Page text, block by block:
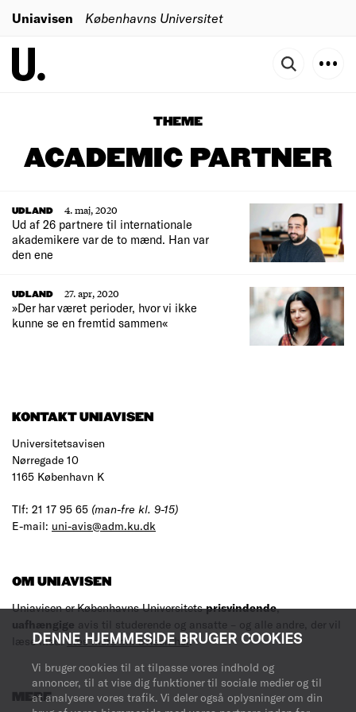
DENNE HJEMMESIDE BRUGER COOKIES
Vi bruger cookies til at tilpasse vores indhold og
annoncer, til at vise dig funktioner til sociale medier og til
at analysere vores trafik. Vi deler også oplysninger om din
Uniavisen Københavns Universitet
THEME
ACADEMIC PARTNER
UDLAND
4. maj, 2020
Ud af 26 partnere til internationale
akademikere var de to mænd. Han var
den ene
UDLAND
27. apr, 2020
»Der har været perioder, hvor vi ikke
kunne se en fremtid sammen«
KONTAKT UNIAVISEN
Universitetsavisen
Nørregade 10
1165 København K
Tlf: 21 17 95 65 (man-fre kl. 9-15)
E-mail: uni-avis@adm.ku.dk
OM UNIAVISEN
Uniavisen er Københavns Universitetsprisvindende,
uafhængige avis til studerende og ansatte – og alle andre, der vil
læse med.Læs mere om avisen her.
MERE